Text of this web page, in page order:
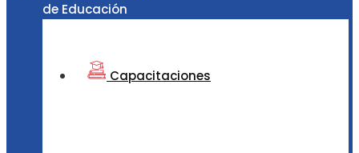
de Educación
Capacitaciones